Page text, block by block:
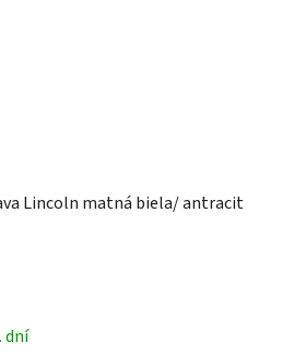
Lincoln matná biela/ antracit
dní